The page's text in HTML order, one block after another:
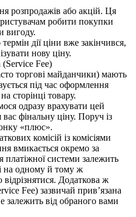
розпродажів або акцій. Ця
робити покупки
вигоду.
дії ціни вже закінчився,
нову ціну.
(Service Fee)
торгові майданчики) мають
під час оформлення
сторінці товару.
одразу врахувати цей
вас фінальну ціну. Поруч із
«плюс».
комісій із комісіями
вмикається окремо за
платіжної системи залежить
на одному й тому ж
Додаткова ж
Fee) зазвичай прив’язана
залежить від обраного вами